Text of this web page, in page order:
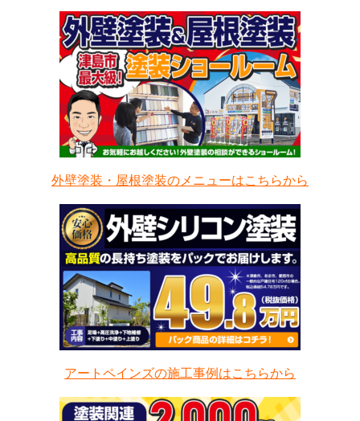
外壁塗装・屋根塗装のメニューはこちらから
アートペインズの施工事例はこちらから